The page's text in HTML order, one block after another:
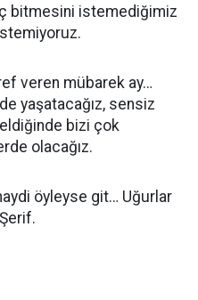
bitmesini istemediğimiz
veren mübarek ay…
yaşatacağız, sensiz
bizi çok
olacağız.
öyleyse git… Uğurlar